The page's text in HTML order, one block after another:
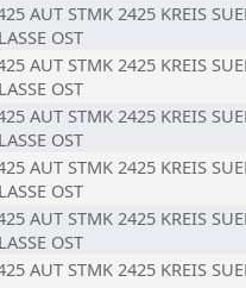
AUT STMK 2425 KREIS
OST
AUT STMK 2425 KREIS
OST
AUT STMK 2425 KREIS
OST
AUT STMK 2425 KREIS
OST
AUT STMK 2425 KREIS
OST
AUT STMK 2425 KREIS